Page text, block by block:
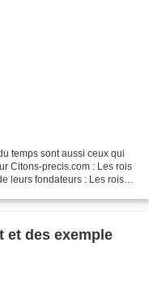
temps sont aussi ceux qui
Citons-precis.com : Les rois
leurs fondateurs : Les rois
et des exemple